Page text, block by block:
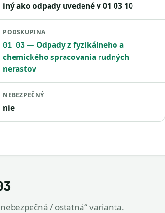
iný ako odpady uvedené v 01 03 10
PODSKUPINA
01 03— Odpady z fyzikálneho a
chemického spracovania rudných
nerastov
NEBEZPEČNÝ
nie
/ ostatná“ varianta.